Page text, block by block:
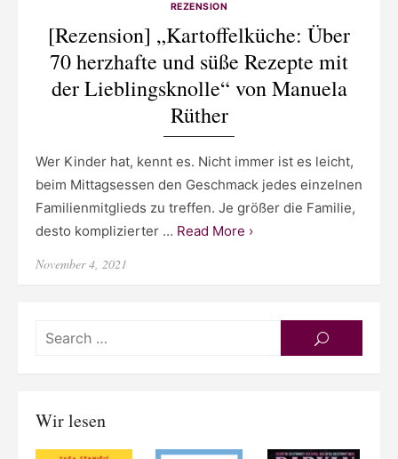
REZENSION
[Rezension] „Kartoffelküche: Über
70 herzhafte und süße Rezepte mit
der Lieblingsknolle“ von Manuela
Rüther
Wer Kinder hat, kennt es. Nicht immer ist es leicht,
beim Mittagsessen den Geschmack jedes einzelnen
Familienmitglieds zu treffen. Je größer die Familie,
desto komplizierter … Read More ›
Posted
November 4, 2021
SEARCH
Wir lesen